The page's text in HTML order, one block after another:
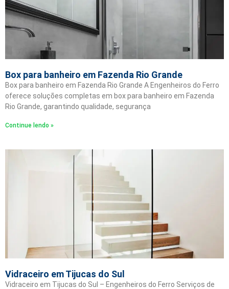
Box para banheiro em Fazenda Rio Grande
Box para banheiro em Fazenda Rio Grande A Engenheiros do Ferro
oferece soluções completas em box para banheiro em Fazenda
Rio Grande, garantindo qualidade, segurança
Continue lendo »
Vidraceiro em Tijucas do Sul
Vidraceiro em Tijucas do Sul – Engenheiros do Ferro Serviços de